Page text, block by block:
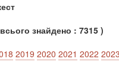
всього знайдено : 7315 )
2019 2020 2021 2022